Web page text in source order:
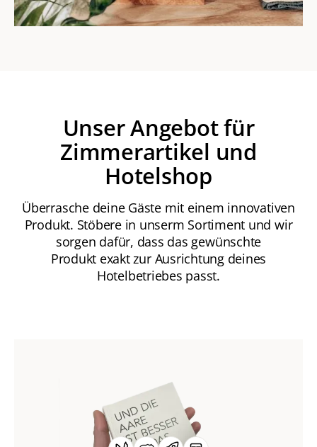
Unser Angebot für
Zimmerartikel und
Hotelshop
Überrasche deine Gäste mit einem innovativen
Produkt. Stöbere in unserm Sortiment und wir
sorgen dafür, dass das gewünschte
Produkt exakt zur Ausrichtung deines
Hotelbetriebes passt.